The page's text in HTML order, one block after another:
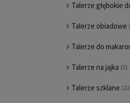
Talerze głębokie
Talerze obiadowe
Talerze do
Talerze na jajka (3)
Talerze szklane